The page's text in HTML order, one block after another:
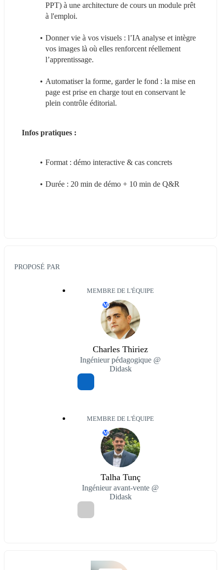
PPT) à une architecture de cours un module prêt
à l'emploi.
Donner vie à vos visuels : l’IA analyse et intègre
vos images là où elles renforcent réellement
l’apprentissage.
Automatiser la forme, garder le fond : la mise en
page est prise en charge tout en conservant le
plein contrôle éditorial.
Infos pratiques :
Format : démo interactive & cas concrets
Durée : 20 min de démo + 10 min de Q&R
PROPOSÉ PAR
MEMBRE DE L'ÉQUIPE
M
Charles Thiriez
Ingénieur pédagogique @
Didask
MEMBRE DE L'ÉQUIPE
M
Talha Tunç
Ingénieur avant-vente @
Didask